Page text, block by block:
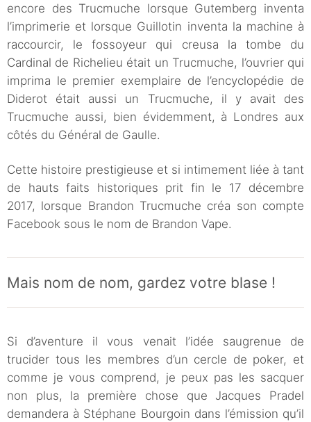
encore des Trucmuche lorsque Gutemberg inventa
l’imprimerie et lorsque Guillotin inventa la machine à
raccourcir, le fossoyeur qui creusa la tombe du
Cardinal de Richelieu était un Trucmuche, l’ouvrier qui
imprima le premier exemplaire de l’encyclopédie de
Diderot était aussi un Trucmuche, il y avait des
Trucmuche aussi, bien évidemment, à Londres aux
côtés du Général de Gaulle.
Cette histoire prestigieuse et si intimement liée à tant
de hauts faits historiques prit fin le 17 décembre
2017, lorsque Brandon Trucmuche créa son compte
Facebook sous le nom de Brandon Vape.
Mais nom de nom, gardez votre blase !
Si d’aventure il vous venait l’idée saugrenue de
trucider tous les membres d’un cercle de poker, et
comme je vous comprend, je peux pas les sacquer
non plus, la première chose que Jacques Pradel
demandera à Stéphane Bourgoin dans l’émission qu’il